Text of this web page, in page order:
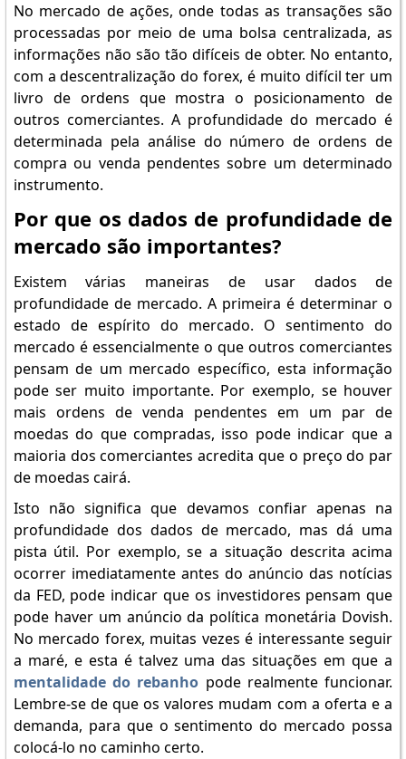
No mercado de ações, onde todas as transações são
processadas por meio de uma bolsa centralizada, as
informações não são tão difíceis de obter. No entanto,
com a descentralização do forex, é muito difícil ter um
livro de ordens que mostra o posicionamento de
outros comerciantes. A profundidade do mercado é
determinada pela análise do número de ordens de
compra ou venda pendentes sobre um determinado
instrumento.
Por que os dados de profundidade de
mercado são importantes?
Existem várias maneiras de usar dados de
profundidade de mercado. A primeira é determinar o
estado de espírito do mercado. O sentimento do
mercado é essencialmente o que outros comerciantes
pensam de um mercado específico, esta informação
pode ser muito importante. Por exemplo, se houver
mais ordens de venda pendentes em um par de
moedas do que compradas, isso pode indicar que a
maioria dos comerciantes acredita que o preço do par
de moedas cairá.
Isto não significa que devamos confiar apenas na
profundidade dos dados de mercado, mas dá uma
pista útil. Por exemplo, se a situação descrita acima
ocorrer imediatamente antes do anúncio das notícias
da FED, pode indicar que os investidores pensam que
pode haver um anúncio da política monetária Dovish.
No mercado forex, muitas vezes é interessante seguir
a maré, e esta é talvez uma das situações em que a
mentalidade do rebanho pode realmente funcionar.
Lembre-se de que os valores mudam com a oferta e a
demanda, para que o sentimento do mercado possa
colocá-lo no caminho certo.